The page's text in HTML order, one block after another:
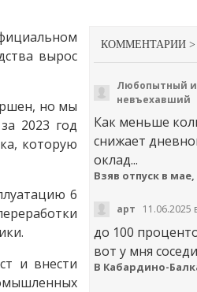
вырос
но мы
2023 год
которую
6
и внести
КОММЕНТАРИИ >
Любопытный и
невъехавший
Как меньше
снижает
оклад...
арт 11.06.2025
до 100
вот у мня